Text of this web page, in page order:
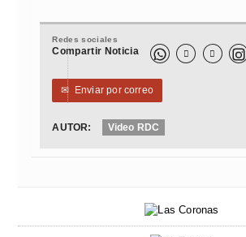
Redes sociales
Compartir Noticia  
✉ Enviar por correo
AUTOR: Video RDC